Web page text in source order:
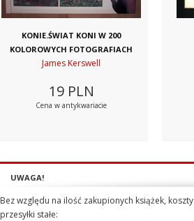
KONIE.ŚWIAT KONI W 200
KOLOROWYCH FOTOGRAFIACH
James Kerswell
19 PLN
Cena w antykwariacie
UWAGA!
Bez względu na ilość zakupionych książek, koszty
przesyłki stałe: